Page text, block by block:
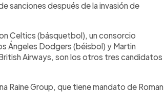
sanciones después de la invasión de
Celtics (básquetbol), un consorcio
Ángeles Dodgers (béisbol) y Martin
Airways, son los otros tres candidatos
Raine Group, que tiene mandato de Roman